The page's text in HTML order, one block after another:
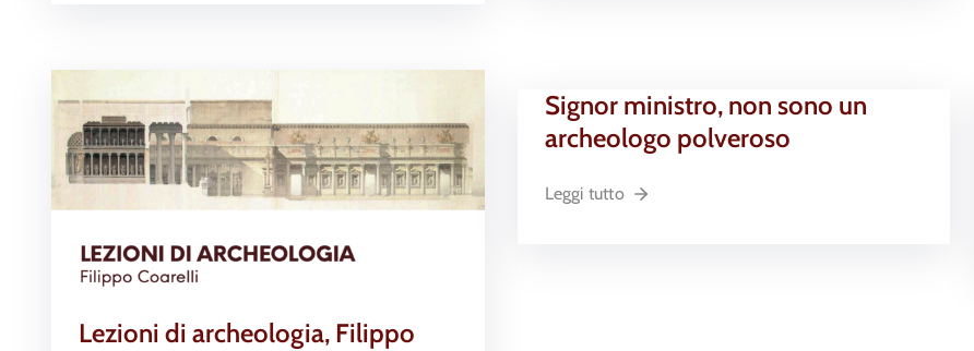
Lezioni di archeologia, Filippo
Signor ministro, non sono un
archeologo polveroso
Leggi tutto